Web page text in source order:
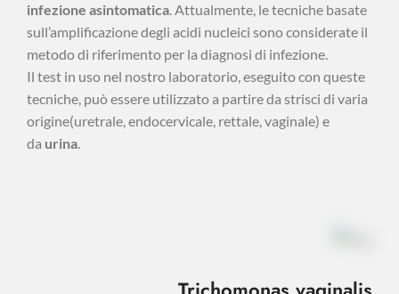
infezione asintomatica. Attualmente, le tecniche basate
sull’amplificazione degli acidi nucleici sono considerate il
metodo di riferimento per la diagnosi di infezione.
Il test in uso nel nostro laboratorio, eseguito con queste
tecniche, può essere utilizzato a partire da strisci di varia
origine(uretrale, endocervicale, rettale, vaginale) e
da urina.